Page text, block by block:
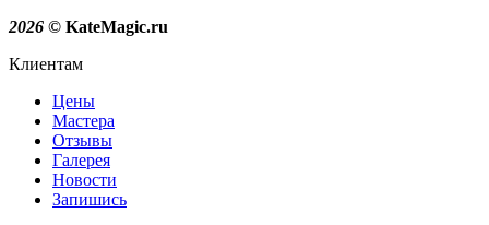
2026 © KateMagic.ru
Клиентам
Цены
Мастера
Отзывы
Галерея
Новости
Запишись